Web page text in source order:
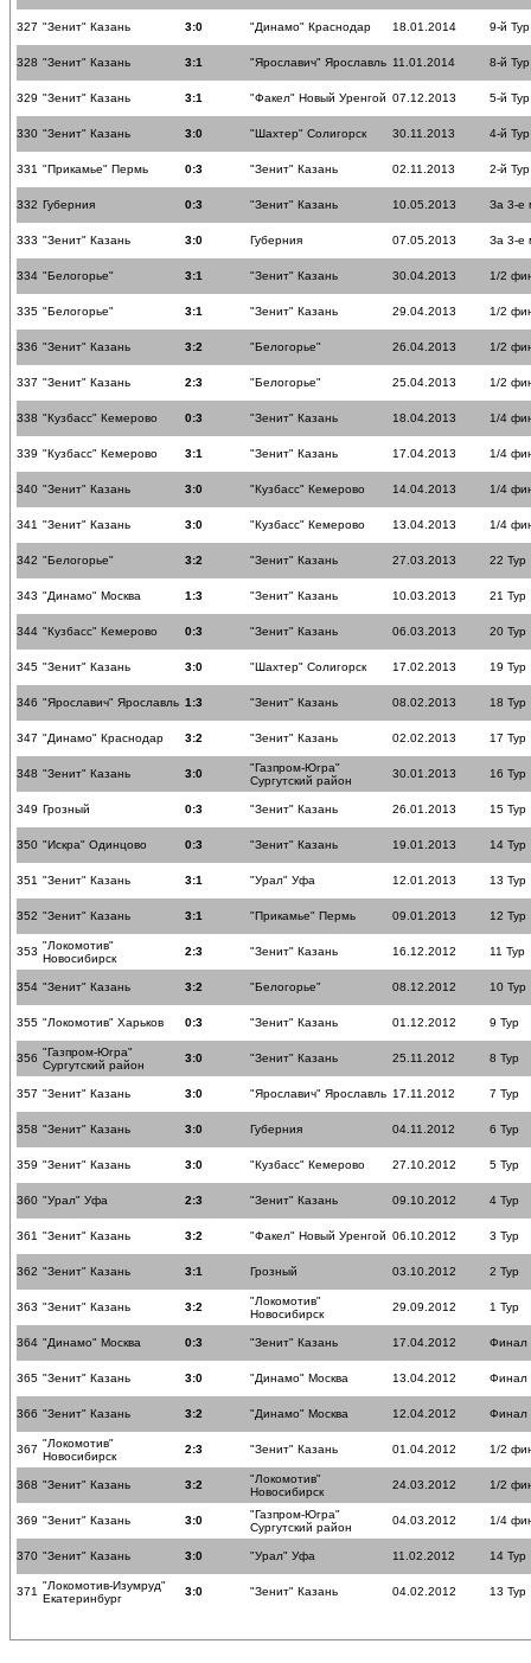
327 "Зенит" Казань 3:0 "Динамо" Краснодар 18.01.2014 9-й Тур
328 "Зенит" Казань 3:1 "Ярославич" Ярославль 11.01.2014 8-й Тур
329 "Зенит" Казань 3:1 "Факел" Новый Уренгой 07.12.2013 5-й Тур
330 "Зенит" Казань 3:0 "Шахтер" Солигорск 30.11.2013 4-й Тур
331 "Прикамье" Пермь 0:3 "Зенит" Казань 02.11.2013 2-й Тур
332 Губерния 0:3 "Зенит" Казань 10.05.2013 За 3-е
333 "Зенит" Казань 3:0 Губерния 07.05.2013 За 3-е
334 "Белогорье" 3:1 "Зенит" Казань 30.04.2013 1/2
335 "Белогорье" 3:1 "Зенит" Казань 29.04.2013 1/2
336 "Зенит" Казань 3:2 "Белогорье" 26.04.2013 1/2
337 "Зенит" Казань 2:3 "Белогорье" 25.04.2013 1/2
338 "Кузбасс" Кемерово 0:3 "Зенит" Казань 18.04.2013 1/4
339 "Кузбасс" Кемерово 3:1 "Зенит" Казань 17.04.2013 1/4
340 "Зенит" Казань 3:0 "Кузбасс" Кемерово 14.04.2013 1/4
341 "Зенит" Казань 3:0 "Кузбасс" Кемерово 13.04.2013 1/4
342 "Белогорье" 3:2 "Зенит" Казань 27.03.2013 22 Тур
343 "Динамо" Москва 1:3 "Зенит" Казань 10.03.2013 21 Тур
344 "Кузбасс" Кемерово 0:3 "Зенит" Казань 06.03.2013 20 Тур
345 "Зенит" Казань 3:0 "Шахтер" Солигорск 17.02.2013 19 Тур
346 "Ярославич" Ярославль 1:3 "Зенит" Казань 08.02.2013 18 Тур
347 "Динамо" Краснодар 3:2 "Зенит" Казань 02.02.2013 17 Тур
348 "Зенит" Казань 3:0
"Газпром-Югра"
Сургутский район
30.01.2013 16 Тур
349 Грозный 0:3 "Зенит" Казань 26.01.2013 15 Тур
350 "Искра" Одинцово 0:3 "Зенит" Казань 19.01.2013 14 Тур
351 "Зенит" Казань 3:1 "Урал" Уфа 12.01.2013 13 Тур
352 "Зенит" Казань 3:1 "Прикамье" Пермь 09.01.2013 12 Тур
353 "Локомотив"
Новосибирск
2:3 "Зенит" Казань 16.12.2012 11 Тур
354 "Зенит" Казань 3:2 "Белогорье" 08.12.2012 10 Тур
355 "Локомотив" Харьков 0:3 "Зенит" Казань 01.12.2012 9 Тур
356 "Газпром-Югра"
Сургутский район
3:0 "Зенит" Казань 25.11.2012 8 Тур
357 "Зенит" Казань 3:0 "Ярославич" Ярославль 17.11.2012 7 Тур
358 "Зенит" Казань 3:0 Губерния 04.11.2012 6 Тур
359 "Зенит" Казань 3:0 "Кузбасс" Кемерово 27.10.2012 5 Тур
360 "Урал" Уфа 2:3 "Зенит" Казань 09.10.2012 4 Тур
361 "Зенит" Казань 3:2 "Факел" Новый Уренгой 06.10.2012 3 Тур
362 "Зенит" Казань 3:1 Грозный 03.10.2012 2 Тур
363 "Зенит" Казань 3:2
"Локомотив"
Новосибирск
29.09.2012 1 Тур
364 "Динамо" Москва 0:3 "Зенит" Казань 17.04.2012 Финал
365 "Зенит" Казань 3:0 "Динамо" Москва 13.04.2012 Финал
366 "Зенит" Казань 3:2 "Динамо" Москва 12.04.2012 Финал
367 "Локомотив"
Новосибирск
2:3 "Зенит" Казань 01.04.2012 1/2
368 "Зенит" Казань 3:2
"Локомотив"
Новосибирск
24.03.2012 1/2
369 "Зенит" Казань 3:0
"Газпром-Югра"
Сургутский район
04.03.2012 1/4
370 "Зенит" Казань 3:0 "Урал" Уфа 11.02.2012 14 Тур
371 "Локомотив-Изумруд"
Екатеринбург
3:0 "Зенит" Казань 04.02.2012 13 Тур